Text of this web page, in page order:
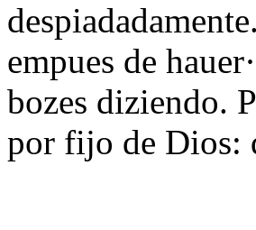
empues de
bozes diziendo.
por fijo de Dios: